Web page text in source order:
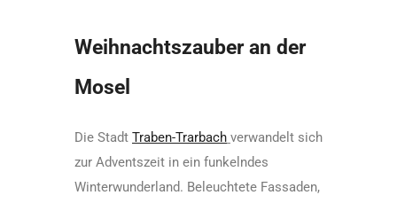
Weihnachtszauber an der
Mosel
Die Stadt Traben-Trarbach verwandelt sich
zur Adventszeit in ein funkelndes
Winterwunderland. Beleuchtete Fassaden,